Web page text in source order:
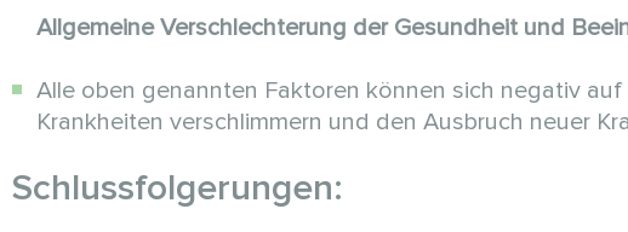
Allgemeine Verschlechterung der Gesundheit und
Alle oben genannten Faktoren können sich negativ
Krankheiten verschlimmern und den Ausbruch neuer
Schlussfolgerungen: